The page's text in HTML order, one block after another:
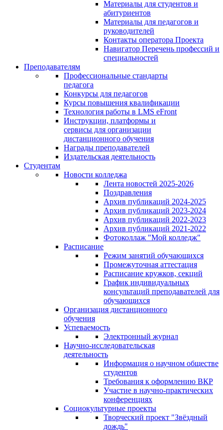
Материалы для студентов и
абитуриентов
Материалы для педагогов и
руководителей
Контакты оператора Проекта
Навигатор Перечень профессий и
специальностей
Преподавателям
Профессиональные стандарты
педагога
Конкурсы для педагогов
Курсы повышения квалификации
Технология работы в LMS eFront
Инструкции, платформы и
сервисы для организации
дистанционного обучения
Награды преподавателей
Издательская деятельность
Студентам
Новости колледжа
Лента новостей 2025-2026
Поздравления
Архив публикаций 2024-2025
Архив публикаций 2023-2024
Архив публикаций 2022-2023
Архив публикаций 2021-2022
Фотоколлаж "Мой колледж"
Расписание
Режим занятий обучающихся
Промежуточная аттестация
Расписание кружков, секций
График индивидуальных
консультаций преподавателей для
обучающихся
Организация дистанционного
обучения
Успеваемость
Электронный журнал
Научно-исследовательская
деятельность
Информация о научном обществе
студентов
Требования к оформлению ВКР
Участие в научно-практических
конференциях
Социокультурные проекты
Творческий проект "Звёздный
дождь"